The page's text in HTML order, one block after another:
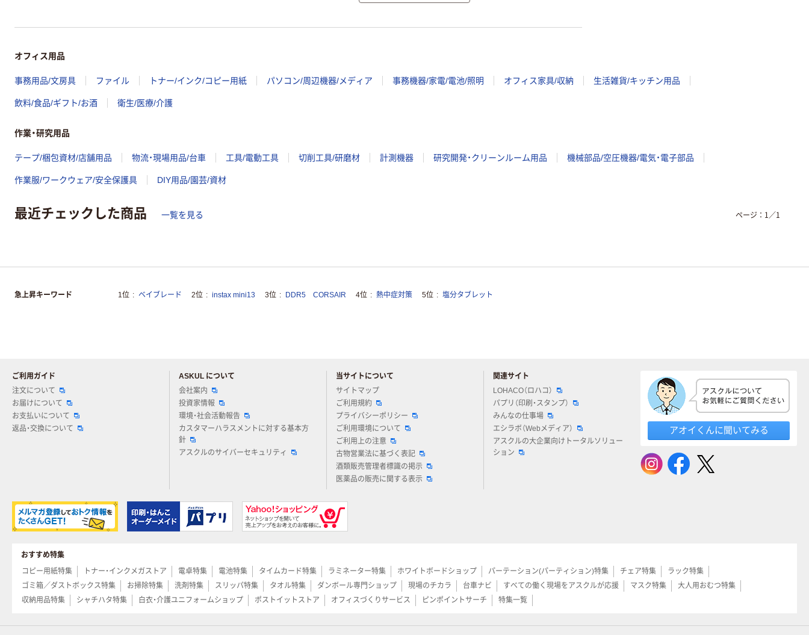
オフィス用品
事務用品/文房具 ファイル トナー/インク/コピー用紙 パソコン/周辺機器/メディア 事務機器/家電/電池/照明 オフィス家具/収納 生活雑貨/キッチン用品
飲料/食品/ギフト/お酒 衛生/医療/介護
作業・研究用品
テープ/梱包資材/店舗用品 物流・現場用品/台車 工具/電動工具 切削工具/研磨材 計測機器 研究開発・クリーンルーム用品 機械部品/空圧機器/電気・電子部品
作業服/ワークウェア/安全保護具 DIY用品/園芸/資材
最近チェックした商品 一覧を見る ページ： 1 ／1
急上昇キーワード 1位 ベイブレード 2位 instax mini13 3位 DDR5 CORSAIR 4位 熱中症対策 5位 塩分タブレット
ご利用ガイド
注文について
お届けについて
お支払いについて
返品・交換について
ASKUL について
会社案内
投資家情報
環境・社会活動報告
カスタマーハラスメントに対する基本方
針
アスクルのサイバーセキュリティ
当サイトについて
サイトマップ
ご利用規約
プライバシーポリシー
ご利用環境について
ご利用上の注意
古物営業法に基づく表記
酒類販売管理者標識の掲示
医薬品の販売に関する表示
関連サイト
LOHACO（ロハコ）
パプリ（印刷・スタンプ）
みんなの仕事場
エシラボ（Webメディア）
アスクルの大企業向けトータルソリュー
ション
アオイくんに聞いてみる
おすすめ特集
コピー用紙特集
トナー・インクメガストア 電卓特集 電池特集 タイムカード特集 ラミネーター特集 ホワイトボードショップ パーテーション(パーティション)特集 チェア特集
ラック特集
ゴミ箱／ダストボックス特集
お掃除特集 洗剤特集 スリッパ特集 タオル特集 ダンボール専門ショップ 現場のチカラ 台車ナビ すべての働く現場をアスクルが応援 マスク特集
大人用おむつ特集
収納用品特集
シャチハタ特集 白衣・介護ユニフォームショップ ポストイットストア オフィスづくりサービス ピンポイントサーチ 特集一覧